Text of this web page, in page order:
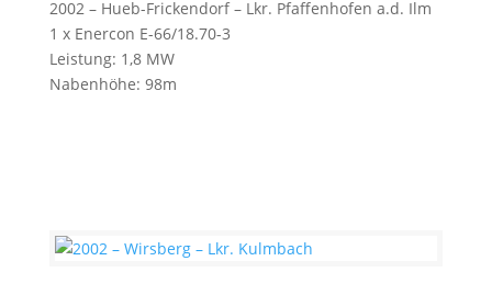
2002 – Hueb-Frickendorf – Lkr. Pfaffenhofen a.d. Ilm
1 x Enercon E-66/18.70-3
Leistung: 1,8 MW
Nabenhöhe: 98m